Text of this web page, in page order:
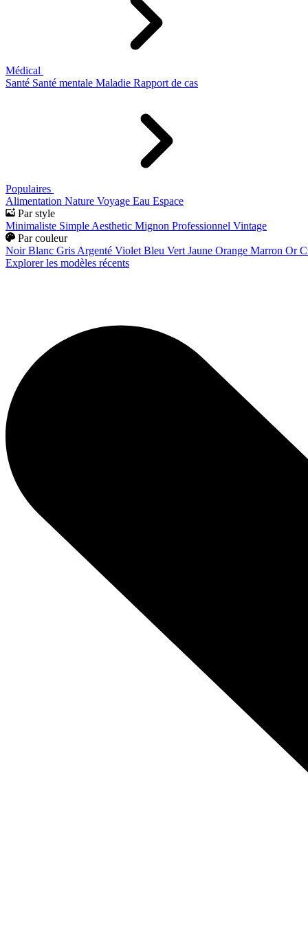
Médical
Santé Santé mentale Maladie Rapport de cas
Populaires
Alimentation Nature Voyage Eau Espace
Par style
Minimaliste Simple Aesthetic Mignon Professionnel Vintage
Par couleur
Noir Blanc Gris Argenté Violet Bleu Vert Jaune Orange Marron Or
Explorer les modèles récents